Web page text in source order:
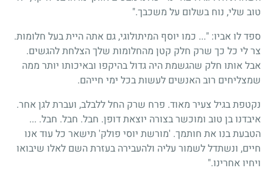
טוב שלי, נוח בשלום על משכבך."
ספד לו אביו: "... כמו יוסף המיתולוגי, גם אתה היית בעל חלומות.
צר לי כל כך שרק חלק קטן מהחלומות שלך הצלחת להגשים.
אבל אותו חלק שהגשמת היה גדול בהיקפו ובאיכותו יותר ממה
שמצליחים רוב האנשים לעשות בכל ימי חייהם.
נקטפת בגיל צעיר מאוד. פרח שרק החל ללבלב, ועברת לגן אחר.
איבדנו בן טוב ומוכשר בצורה יוצאת דופן. חבל. חבל. חבל. ...
הטבעת בנו את חותמך. 'מורשת יוסי פולק' תישאר כל עוד אנו
חיים, ונשתדל לשמור עליה ולהעבירה בעזרת השם לאלו שיבואו
ויחיו אחרינו."